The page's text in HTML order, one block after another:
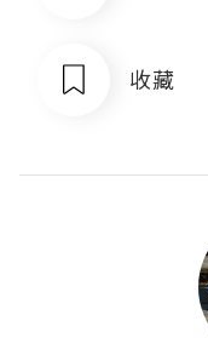
收藏